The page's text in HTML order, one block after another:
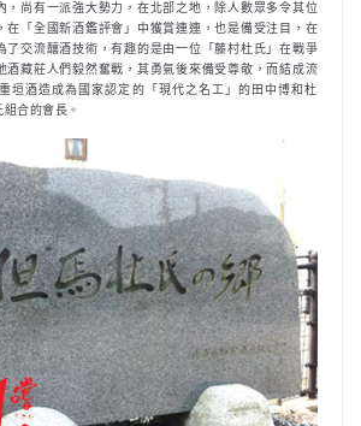
，尚有一派強大勢力，在北部之地，除人數眾多令其位
在「全國新酒鑑評會」中獲賞連連，也是備受注目，在
了交流釀酒技術，有趣的是由一位「藤村杜氏」在戰爭
酒藏莊人們毅然奮戰，其勇氣後來備受尊敬，而結成流
垣酒造成為國家認定的「現代之名工」的田中博和杜
合的會長。